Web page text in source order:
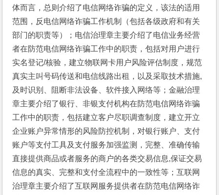
体而言，总则介绍了电信网络诈骗的定义，该法的适用
范围，反电信网络诈骗工作机制（包括各级政府和有关
部门的职责等）；电信治理章主要介绍了电信业务经营
者在防范电信网络诈骗工作中的职责，包括对用户进行
实名登记/核验，建立物联网卡用户风险评估制度，规范
真实主叫号码传送和电信线路出租，以及采取技术措施,
及时识别、阻断非法设备、软件接入网络等；金融治理
章主要介绍了银行、非银支付机构在防范电信网络诈骗
工作中的职责，包括建立客户尽职调查制度，建立开立
企业账户异常情形的风险防控机制，对银行账户、支付
账户等支付工具及支付服务加强监测，完整、准确传输
直接提供商品或者服务的商户的各类交易信息,保证交易
信息的真实、完整和支付全流程中的一致性等；互联网
治理章主要介绍了互联网服务提供者在防范电信网络诈